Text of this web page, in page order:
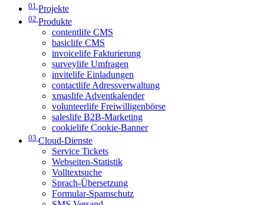
01 Projekte
02 Produkte
contentlife CMS
basiclife CMS
invoicelife Fakturierung
surveylife Umfragen
invitelife Einladungen
contactlife Adressverwaltung
xmaslife Adventkalender
volunteerlife Freiwilligenbörse
saleslife B2B-Marketing
cookielife Cookie-Banner
03 Cloud-Dienste
Service Tickets
Webseiten-Statistik
Volltextsuche
Sprach-Übersetzung
Formular-Spamschutz